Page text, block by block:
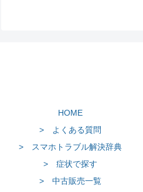
HOME
> よくある質問
> スマホトラブル解決辞典
> 症状で探す
> 中古販売一覧